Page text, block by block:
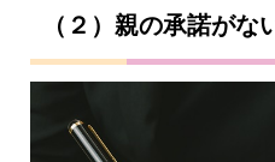
（２）親の承諾がな